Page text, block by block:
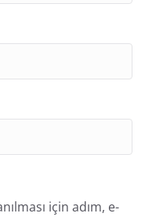
için adım, e-